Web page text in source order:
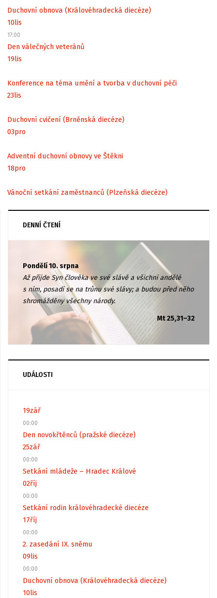
Duchovní obnova (Královéhradecká diecéze)
10lis
17:00
Den válečných veteránů
19lis
Konference na téma umění a tvorba v duchovní péči
23lis
Duchovní cvičení (Brněnská diecéze)
03pro
Adventní duchovní obnovy ve Štěkni
18pro
Vánoční setkání zaměstnanců (Plzeňská diecéze)
DENNÍ ČTENÍ
Pondělí 10. srpna
Až přijde Syn člověka ve své slávě a všichni andělé
s ním, posadí se na trůnu své slávy; a budou před něho
shromážděny všechny národy.
Mt 25,31–32
UDÁLOSTI
19zář
00:00
Den novokřtěnců (pražské diecéze)
25zář
00:00
Setkání mládeže – Hradec Králové
02říj
00:00
Setkání rodin královéhradecké diecéze
17říj
00:00
2. zasedání IX. sněmu
09lis
00:00
Duchovní obnova (Královéhradecká diecéze)
10lis